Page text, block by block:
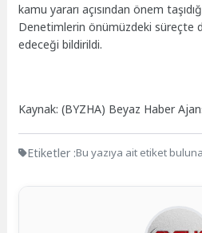
kamu yararı açısından önem
Denetimlerin önümüzdeki süreçte
edeceği bildirildi.
Kaynak: (BYZHA) Beyaz Haber
Etiketler :Bu yazıya ait etiket